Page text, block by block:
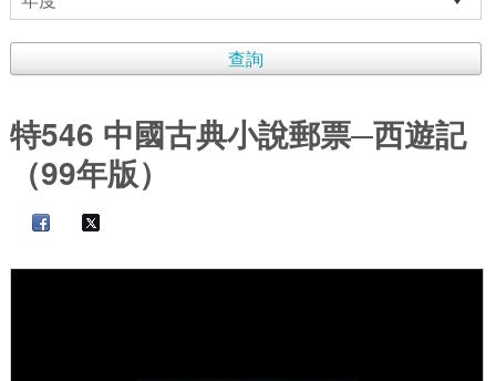
特546 中國古典小說郵票─西遊記
（99年版）